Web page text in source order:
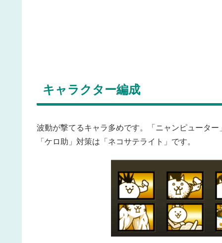
キャラクター編成
波動が撃てるキャラ多めです。「ニャンピュータ
「ケロ助」対策は「ネコサテライト」です。